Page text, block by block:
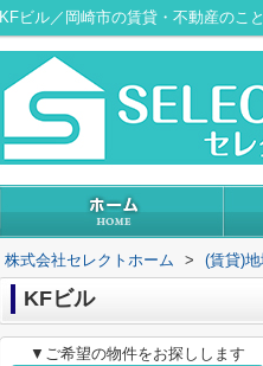
KFビル／岡崎市の賃貸・不動産のこ
株式会社セレクトホーム > (賃貸)
KFビル
▼ご希望の物件をお探しします